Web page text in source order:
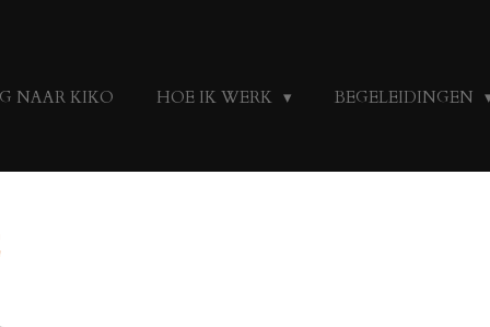
NAAR KIKO HOE IK WERK BEGELEIDINGEN